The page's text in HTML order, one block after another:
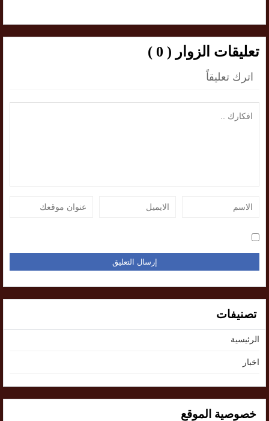
تعليقات الزوار ( 0 )
اترك تعليقاً
تصنيفات
الرئيسية
اخبار
خصوصية الموقع